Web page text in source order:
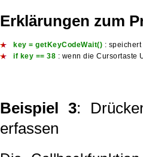
Erklärungen zum
key = getKeyCodeWait() :
if key == 38 : wenn die Cursortaste
Beispiel 3:
erfassen